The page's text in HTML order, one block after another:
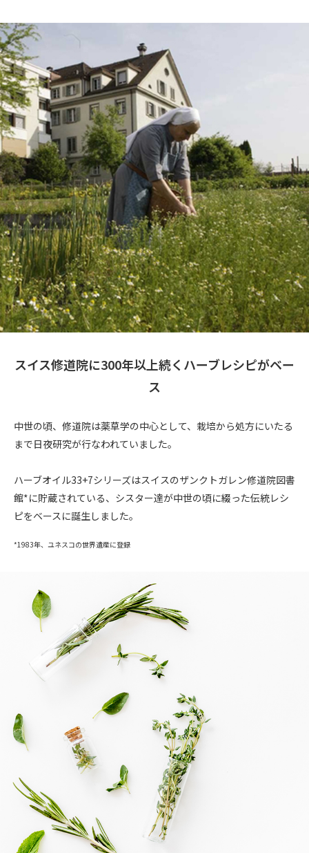
スイス修道院に300年以上続くハーブレシピがベー
ス
中世の頃、修道院は薬草学の中心として、栽培から処方にいたる
まで日夜研究が行なわれていました。
ハーブオイル33+7シリーズはスイスのザンクトガレン修道院図書
館*に貯蔵されている、シスター達が中世の頃に綴った伝統レシ
ピをベースに誕生しました。
*1983年、ユネスコの世界遺産に登録